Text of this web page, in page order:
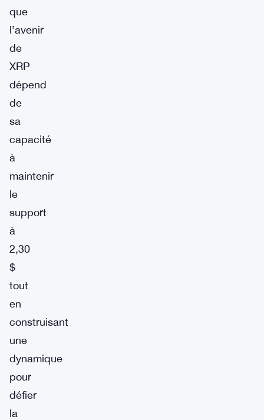
que
l’avenir
de
XRP
dépend
de
sa
capacité
à
maintenir
le
support
à
2,30
$
tout
en
construisant
une
dynamique
pour
défier
la